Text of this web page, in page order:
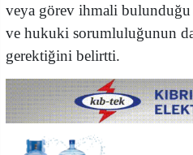
veya görev ihmali bulunduğu
ve hukuki sorumluluğunun da
gerektiğini belirtti.